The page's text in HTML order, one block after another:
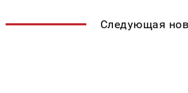
Следующая